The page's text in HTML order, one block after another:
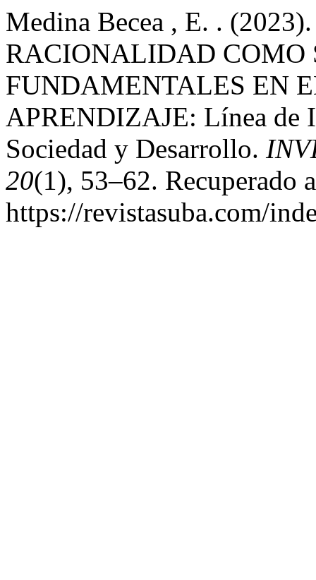
Medina Becea , E. .
RACIONALIDAD COMO
FUNDAMENTALES EN
APRENDIZAJE: Línea de
Sociedad y Desarrollo.
20(1), 53–62. Recuperado
https://revistasuba.com/